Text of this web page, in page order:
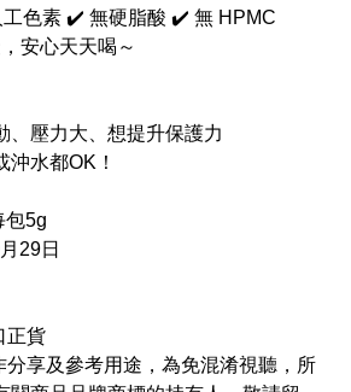
色素 ✔️ 無硬脂酸 ✔️ 無 HPMC
安心天天喝～
、壓力大、想提升保護力
沖水都OK！
包5g
29日
正貨
分享及參考用途，為免混淆視聽，所